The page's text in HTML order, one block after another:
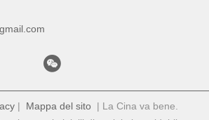
| Mappa del sito | La Cina va bene.